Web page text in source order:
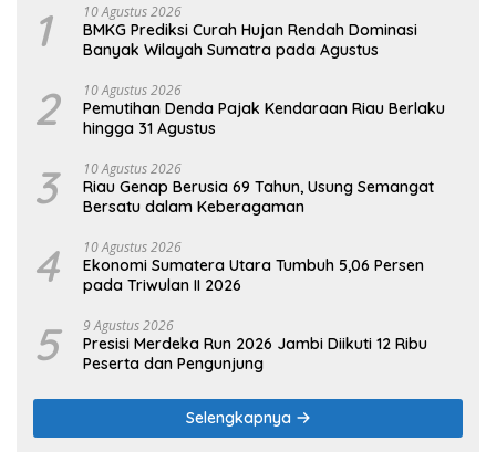
1 10 Agustus 2026
BMKG Prediksi Curah Hujan Rendah Dominasi
Banyak Wilayah Sumatra pada Agustus
2 10 Agustus 2026
Pemutihan Denda Pajak Kendaraan Riau Berlaku
hingga 31 Agustus
3 10 Agustus 2026
Riau Genap Berusia 69 Tahun, Usung Semangat
Bersatu dalam Keberagaman
4 10 Agustus 2026
Ekonomi Sumatera Utara Tumbuh 5,06 Persen
pada Triwulan II 2026
5 9 Agustus 2026
Presisi Merdeka Run 2026 Jambi Diikuti 12 Ribu
Peserta dan Pengunjung
Selengkapnya